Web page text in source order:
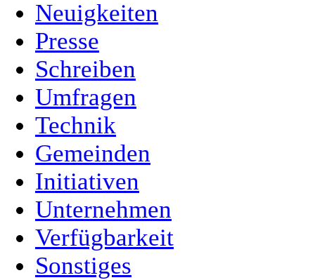
Neuigkeiten
Presse
Schreiben
Umfragen
Technik
Gemeinden
Initiativen
Unternehmen
Verfügbarkeit
Sonstiges